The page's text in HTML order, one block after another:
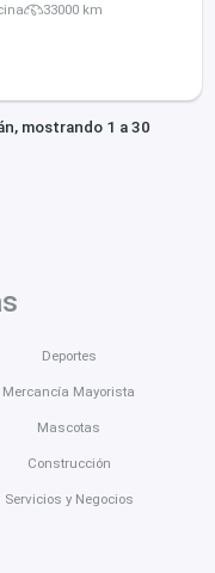
33000 km
mostrando 1 a 30
Deportes
Mercancía Mayorista
Mascotas
Construcción
Servicios y Negocios